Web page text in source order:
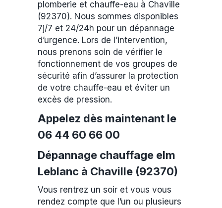
plomberie et chauffe-eau à Chaville
(92370). Nous sommes disponibles
7j/7 et 24/24h pour un dépannage
d’urgence. Lors de l’intervention,
nous prenons soin de vérifier le
fonctionnement de vos groupes de
sécurité afin d’assurer la protection
de votre chauffe-eau et éviter un
excès de pression.
Appelez dès maintenant le
06 44 60 66 00
Dépannage chauffage elm
Leblanc à Chaville (92370)
Vous rentrez un soir et vous vous
rendez compte que l’un ou plusieurs